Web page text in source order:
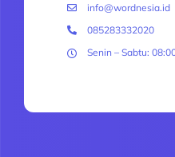
info@wordnesia.id
085283332020
Senin – Sabtu: